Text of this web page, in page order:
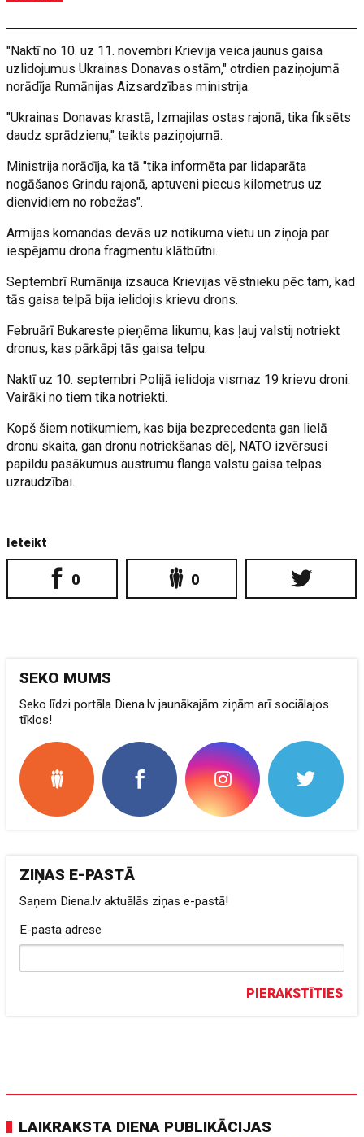
"Naktī no 10. uz 11. novembri Krievija veica jaunus gaisa
uzlidojumus Ukrainas Donavas ostām," otrdien paziņojumā
norādīja Rumānijas Aizsardzības ministrija.
"Ukrainas Donavas krastā, Izmajilas ostas rajonā, tika fiksēts
daudz sprādzienu," teikts paziņojumā.
Ministrija norādīja, ka tā "tika informēta par lidaparāta
nogāšanos Grindu rajonā, aptuveni piecus kilometrus uz
dienvidiem no robežas".
Armijas komandas devās uz notikuma vietu un ziņoja par
iespējamu drona fragmentu klātbūtni.
Septembrī Rumānija izsauca Krievijas vēstnieku pēc tam, kad
tās gaisa telpā bija ielidojis krievu drons.
Februārī Bukareste pieņēma likumu, kas ļauj valstij notriekt
dronus, kas pārkāpj tās gaisa telpu.
Naktī uz 10. septembri Polijā ielidoja vismaz 19 krievu droni.
Vairāki no tiem tika notriekti.
Kopš šiem notikumiem, kas bija bezprecedenta gan lielā
dronu skaita, gan dronu notriekšanas dēļ, NATO izvērsusi
papildu pasākumus austrumu flanga valstu gaisa telpas
uzraudzībai.
Ieteikt
0 0
SEKO MUMS
Seko līdzi portāla Diena.lv jaunākajām ziņām arī sociālajos
tīklos!
ZIŅAS E-PASTĀ
Saņem Diena.lv aktuālās ziņas e-pastā!
E-pasta adrese
PIERAKSTĪTIES
LAIKRAKSTA DIENA PUBLIKĀCIJAS